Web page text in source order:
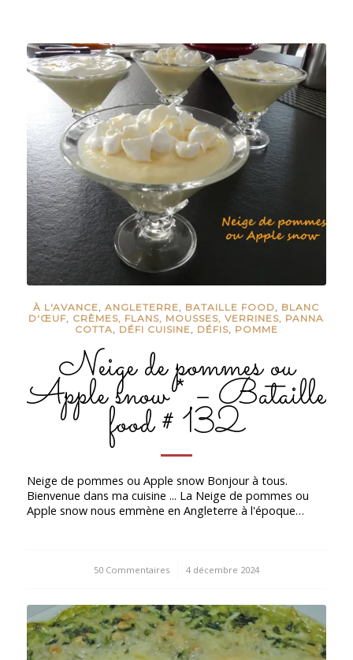
À L'AVANCE,ANGLETERRE, BATAILLE FOOD, BLANC
D'ŒUF, CRÈMES, FLANS, MOUSSES, VERRINES, PANNA
COTTA, DÉFI CUISINE, DÉFIS, POMME
Neige de pommes ou
Apple snow * – Bataille
food # 132
Neige de pommes ou Apple snow Bonjour à tous.
Bienvenue dans ma cuisine ... La Neige de pommes ou
Apple snow nous emmène en Angleterre à l'époque…
50 Commentaires
/ 4 décembre 2024